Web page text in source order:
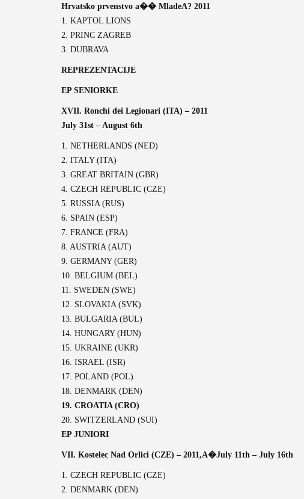
Hrvatsko prvenstvo a�� MladeA? 2011
1. KAPTOL LIONS
2. PRINC ZAGREB
3. DUBRAVA
REPREZENTACIJE
EP SENIORKE
XVII. Ronchi dei Legionari (ITA) – 2011
July 31st – August 6th
1. NETHERLANDS (NED)
2. ITALY (ITA)
3. GREAT BRITAIN (GBR)
4. CZECH REPUBLIC (CZE)
5. RUSSIA (RUS)
6. SPAIN (ESP)
7. FRANCE (FRA)
8. AUSTRIA (AUT)
9. GERMANY (GER)
10. BELGIUM (BEL)
11. SWEDEN (SWE)
12. SLOVAKIA (SVK)
13. BULGARIA (BUL)
14. HUNGARY (HUN)
15. UKRAINE (UKR)
16. ISRAEL (ISR)
17. POLAND (POL)
18. DENMARK (DEN)
19. CROATIA (CRO)
20. SWITZERLAND (SUI)
EP JUNIORI
VII. Kostelec Nad Orlici (CZE) – 2011,A�July 11th – July 16th
1. CZECH REPUBLIC (CZE)
2. DENMARK (DEN)